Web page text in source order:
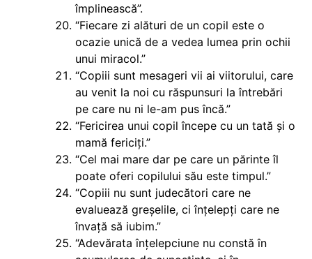
împlinească”.
“Fiecare zi alături de un copil este o
ocazie unică de a vedea lumea prin ochii
unui miracol.”
“Copiii sunt mesageri vii ai viitorului, care
au venit la noi cu răspunsuri la întrebări
pe care nu ni le-am pus încă.”
“Fericirea unui copil începe cu un tată și o
mamă fericiți.”
“Cel mai mare dar pe care un părinte îl
poate oferi copilului său este timpul.”
“Copiii nu sunt judecători care ne
evaluează greșelile, ci înțelepți care ne
învață să iubim.”
“Adevărata înțelepciune nu constă în